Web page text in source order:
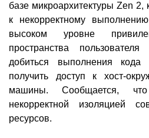
базе микроархитектуры Zen 2,
к некорректному
высоком уровне
пространства пользователя
добиться выполнения
получить доступ к хост-
машины. Сообщается,
некорректной изоляцией
ресурсов.